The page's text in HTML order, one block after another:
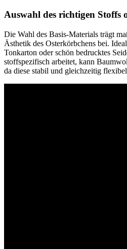
Auswahl des richtigen Stoffs
Die Wahl des Basis-Materials trägt
Ästhetik des Osterkörbchens bei.
Tonkarton oder schön bedrucktes
stoffspezifisch arbeitet, kann
da diese stabil und gleichzeitig